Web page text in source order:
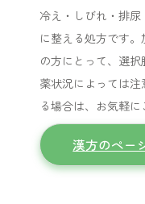
冷え・しびれ・排
に整える処方です
の方にとって、選
薬状況によっては
る場合は、お気軽に
漢方のペー